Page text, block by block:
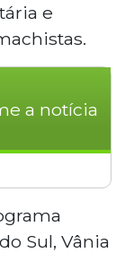
e
a notícia
mulheres
apenas
três
Sul, Vânia